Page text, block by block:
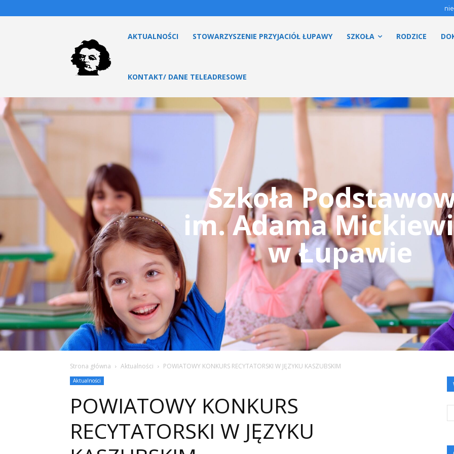
AKTUALNOŚCI STOWARZYSZENIE PRZYJACIÓŁ ŁUPAWY SZKOŁA RODZICE
KONTAKT/ DANE TELEADRESOWE
Szkoła
im. Adama
w Łupawie
Strona główna Aktualności POWIATOWY KONKURS RECYTATORSKI W JĘZYKU KASZUBSKIM
Aktualności
POWIATOWY KONKURS
RECYTATORSKI W JĘZYKU